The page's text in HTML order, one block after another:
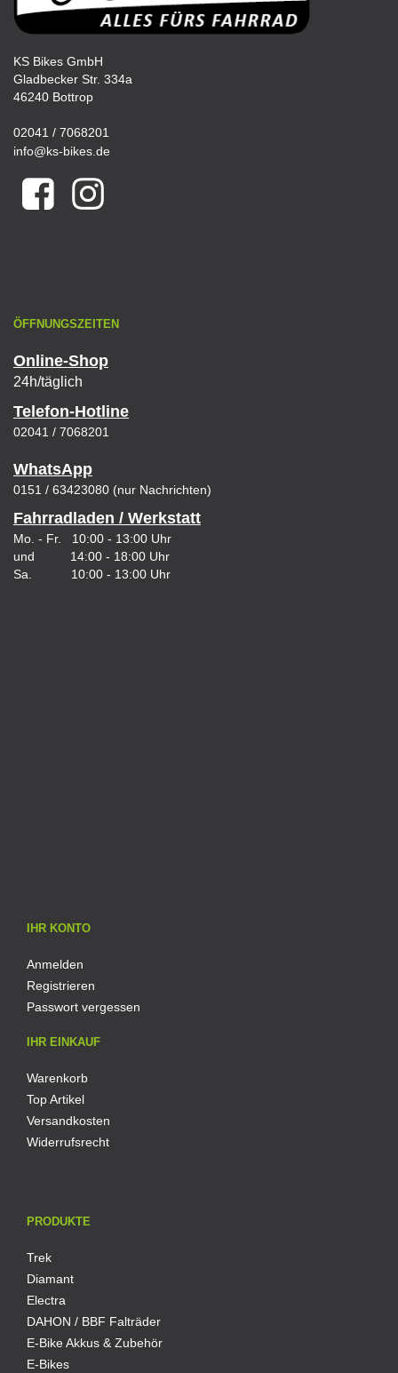
KS Bikes GmbH
Gladbecker Str. 334a
46240 Bottrop
02041 / 7068201
info@ks-bikes.de
ÖFFNUNGSZEITEN
Online-Shop
24h/täglich
Telefon-Hotline
02041 / 7068201
WhatsApp
0151 / 63423080 (nur Nachrichten)
Fahrradladen / Werkstatt
Mo. - Fr. 10:00 - 13:00 Uhr
und 14:00 - 18:00 Uhr
Sa. 10:00 - 13:00 Uhr
IHR KONTO
Anmelden
Registrieren
Passwort vergessen
IHR EINKAUF
Warenkorb
Top Artikel
Versandkosten
Widerrufsrecht
PRODUKTE
Trek
Diamant
Electra
DAHON / BBF Falträder
E-Bike Akkus & Zubehör
E-Bikes